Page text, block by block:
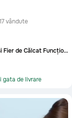
17 vândute
Aspirator și Fier de Călcat Funcționale pe Baterii
gata de livrare